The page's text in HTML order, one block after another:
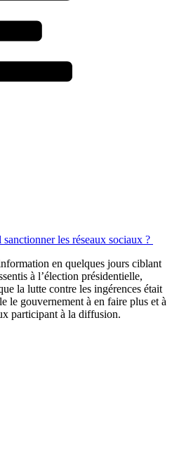
les réseaux sociaux ?
en quelques jours ciblant
à l’élection présidentielle,
la lutte contre les ingérences était
le gouvernement à en faire plus et à
participant à la diffusion.